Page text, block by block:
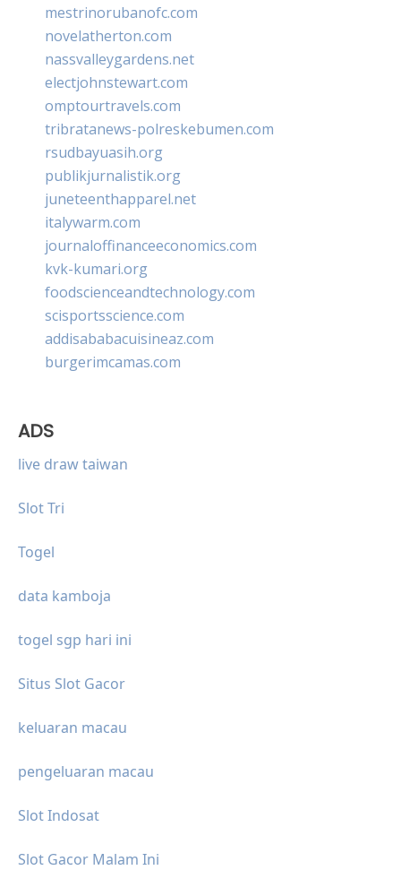
mestrinorubanofc.com
novelatherton.com
nassvalleygardens.net
electjohnstewart.com
omptourtravels.com
tribratanews-polreskebumen.com
rsudbayuasih.org
publikjurnalistik.org
juneteenthapparel.net
italywarm.com
journaloffinanceeconomics.com
kvk-kumari.org
foodscienceandtechnology.com
scisportsscience.com
addisababacuisineaz.com
burgerimcamas.com
ADS
live draw taiwan
Slot Tri
Togel
data kamboja
togel sgp hari ini
Situs Slot Gacor
keluaran macau
pengeluaran macau
Slot Indosat
Slot Gacor Malam Ini